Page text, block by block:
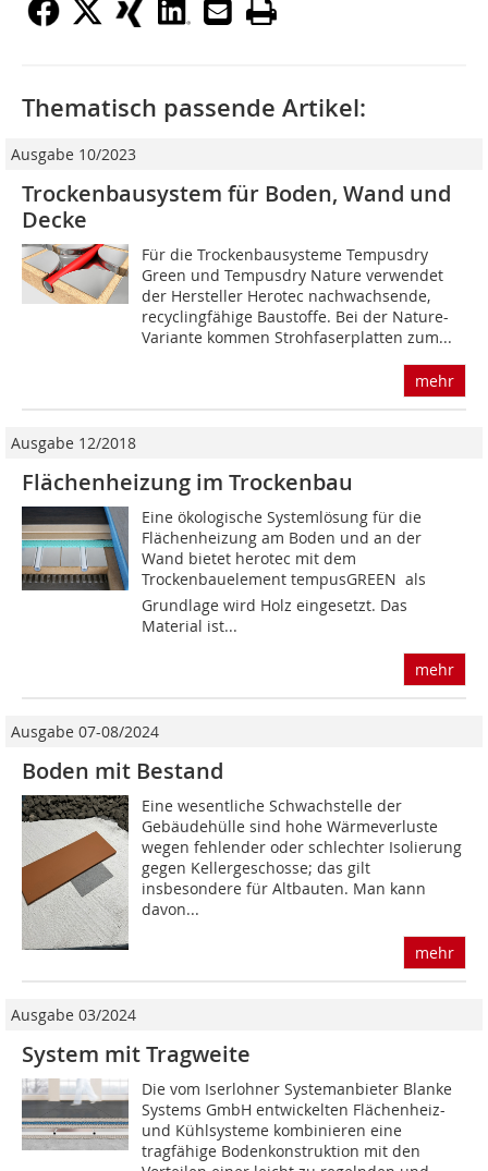
Thematisch passende Artikel:
Ausgabe 10/2023
Trockenbausystem für Boden, Wand und
Decke
Für die Trockenbausysteme Tempusdry
Green und Tempusdry Nature verwendet
der Hersteller Herotec nachwachsende,
recyclingfähige Baustoffe. Bei der Nature-
Variante kommen Strohfaserplatten zum...
mehr
Ausgabe 12/2018
Flächenheizung im Trockenbau
Eine ökologische Systemlösung für die
Flächenheizung am Boden und an der
Wand bietet herotec mit dem
Trockenbauelement tempusGREEN  als
Grundlage wird Holz eingesetzt. Das
Material ist...
mehr
Ausgabe 07-08/2024
Boden mit Bestand
Eine wesentliche Schwachstelle der
Gebäudehülle sind hohe Wärmeverluste
wegen fehlender oder schlechter Isolierung
gegen Kellergeschosse; das gilt
insbesondere für Altbauten. Man kann
davon...
mehr
Ausgabe 03/2024
System mit Tragweite
Die vom Iserlohner Systemanbieter Blanke
Systems GmbH entwickelten Flächenheiz-
und Kühlsysteme kombinieren eine
tragfähige Bodenkonstruktion mit den